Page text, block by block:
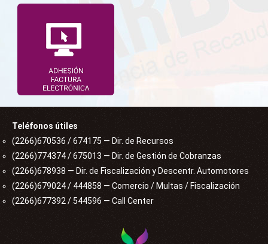
Teléfonos útiles
(2266)670536 / 674175 — Dir. de Recursos
(2266)774374 / 675013 — Dir. de Gestión de Cobranzas
(2266)678938 — Dir. de Fiscalización y Descentr. Automotores
(2266)679024 / 444858 — Comercio / Multas / Fiscalización
(2266)677392 / 544596 — Call Center